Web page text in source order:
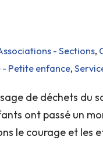
- Sections,
- Petite enfance,
de déchets du
ont passé un
le courage et les